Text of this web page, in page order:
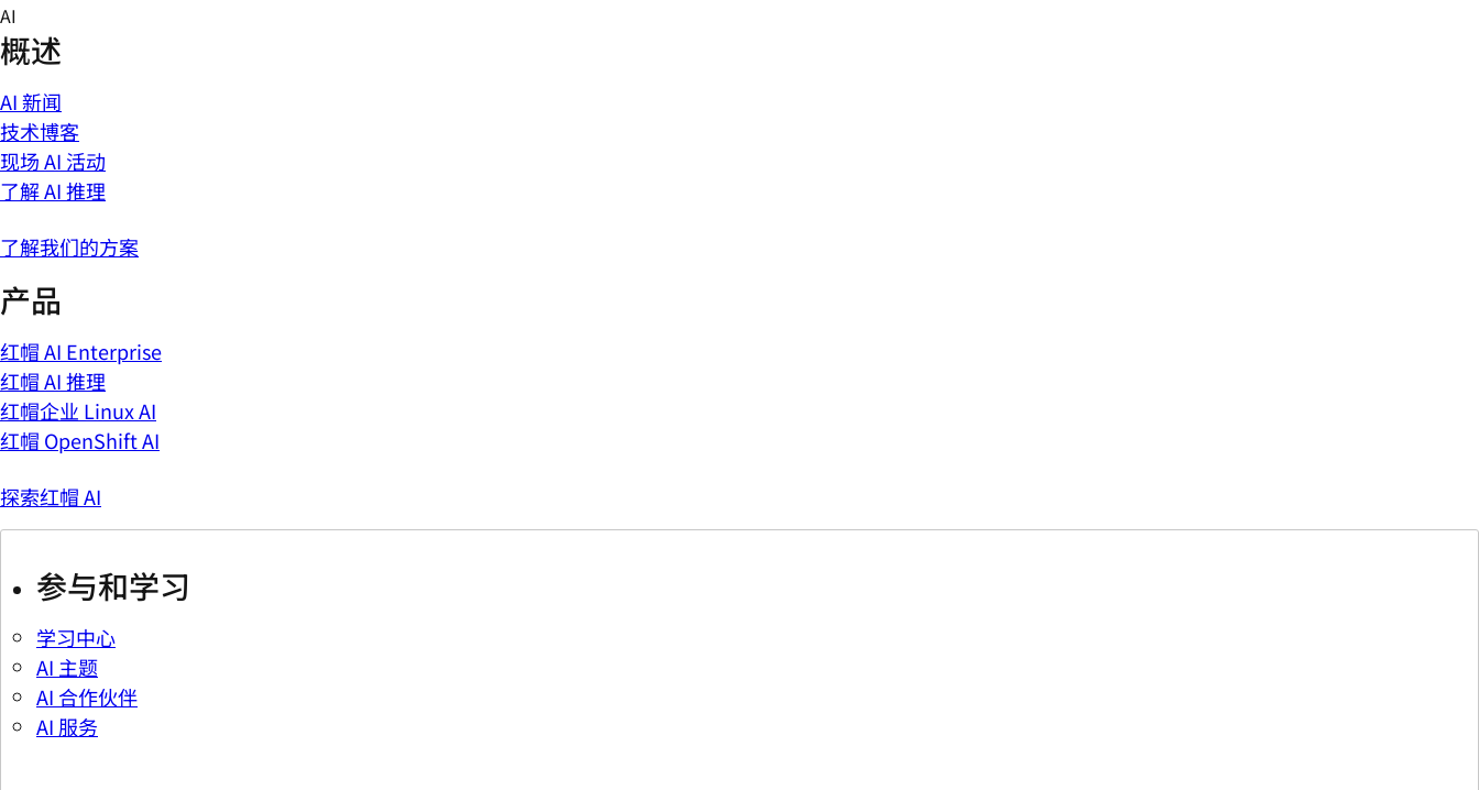
Skip
to
content
AI
概述
AI 新闻
技术博客
现场 AI 活动
了解 AI 推理
了解我们的方案
产品
红帽 AI Enterprise
红帽 AI 推理
红帽企业 Linux AI
红帽 OpenShift AI
探索红帽 AI
参与和学习
学习中心
AI 主题
AI 合作伙伴
AI 服务